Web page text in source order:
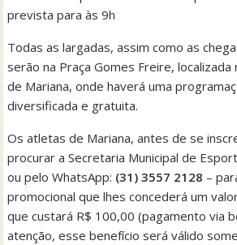
prevista para às 9h
Todas as largadas, assim como as
serão na Praça Gomes Freire,
de Mariana, onde haverá uma
diversificada e gratuita.
Os atletas de Mariana, antes de se
procurar a Secretaria Municipal de
ou pelo WhatsApp: (31) 3557 2128 –
promocional que lhes concederá um
que custará R$ 100,00 (pagamento via
atenção, esse benefício será válido